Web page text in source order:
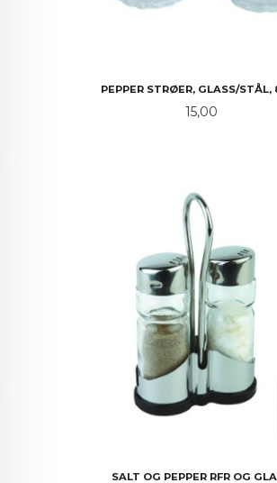
PEPPER STRØER, GLASS/STÅL,
Pris
15,00
SALT OG PEPPER RFR OG